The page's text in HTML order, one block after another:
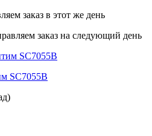
заказ в этот же день
заказ на следующий день
SC7055B